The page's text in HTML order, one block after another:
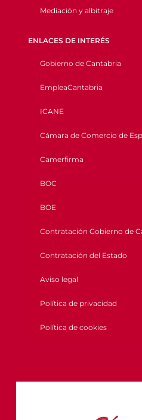
Mediación y albitraje
ENLACES DE INTERÉS
Gobierno de Cantabria
EmpleaCantabria
ICANE
Cámara de Comercio de
Camerfirma
BOC
BOE
Contratación Gobierno de
Contratación del Estado
Aviso legal
Política de privacidad
Política de cookies